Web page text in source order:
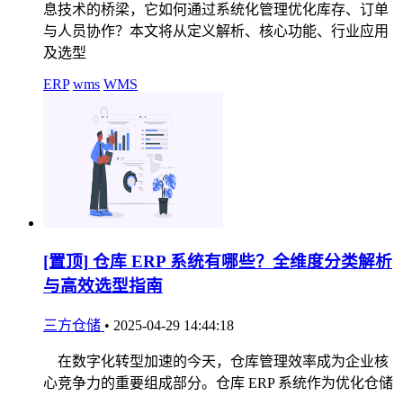
息技术的桥梁，它如何通过系统化管理优化库存、订单
与人员协作？本文将从定义解析、核心功能、行业应用
及选型
ERP wms WMS
[置顶] 仓库 ERP 系统有哪些？全维度分类解析
与高效选型指南
三方仓储 • 2025-04-29 14:44:18
在数字化转型加速的今天，仓库管理效率成为企业核
心竞争力的重要组成部分。仓库 ERP 系统作为优化仓储